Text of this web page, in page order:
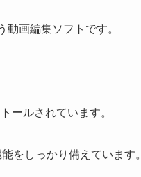
画編集ソフトです。
ールされています。
をしっかり備えています